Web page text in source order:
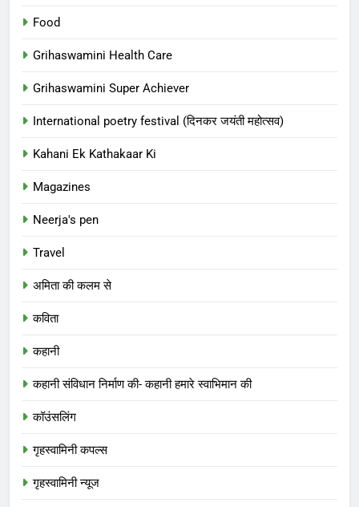
Food
Grihaswamini Health Care
Grihaswamini Super Achiever
International poetry festival (दिनकर जयंती महोत्सव)
Kahani Ek Kathakaar Ki
Magazines
Neerja's pen
Travel
अमिता की कलम से
कविता
कहानी
कहानी संविधान निर्माण की- कहानी हमारे स्वाभिमान की
कॉउंसलिंग
गृहस्वामिनी कपल्स
गृहस्वामिनी न्यूज